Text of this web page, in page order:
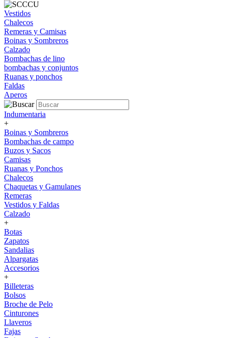
Vestidos
Chalecos
Remeras y Camisas
Boinas y Sombreros
Calzado
Bombachas de lino
bombachas y conjuntos
Ruanas y ponchos
Faldas
Aperos
Indumentaria
+
Boinas y Sombreros
Bombachas de campo
Buzos y Sacos
Camisas
Ruanas y Ponchos
Chalecos
Chaquetas y Gamulanes
Remeras
Vestidos y Faldas
Calzado
+
Botas
Zapatos
Sandalias
Alpargatas
Accesorios
+
Billeteras
Bolsos
Broche de Pelo
Cinturones
Llaveros
Fajas